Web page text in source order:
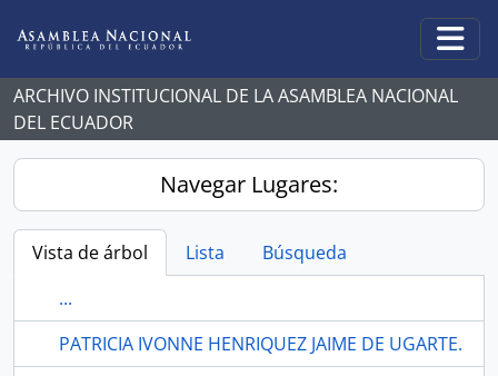
ARCHIVO INSTITUCIONAL DE LA ASAMBLEA NACIONAL
DEL ECUADOR
Navegar Lugares:
Vista de árbol Lista
Búsqueda
...
PATRICIA IVONNE HENRIQUEZ JAIME DE UGARTE.